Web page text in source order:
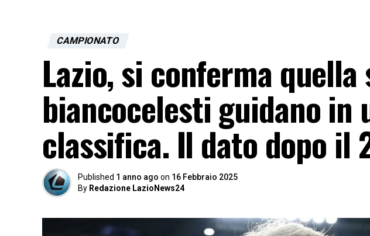
CAMPIONATO
Lazio, si conferma
biancocelesti guidano in
classifica. Il dato dopo il
Published 1 anno ago on 16 Febbraio 2025
By Redazione LazioNews24